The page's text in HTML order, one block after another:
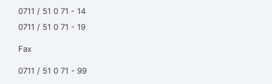
0711 / 51 0 71 - 14
0711 / 51 0 71 - 19
Fax
0711 / 51 0 71 - 99